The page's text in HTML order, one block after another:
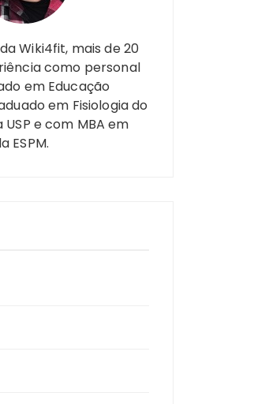
Wiki4fit, mais de 20
como personal
em Educação
em Fisiologia do
e com MBA em
ESPM.